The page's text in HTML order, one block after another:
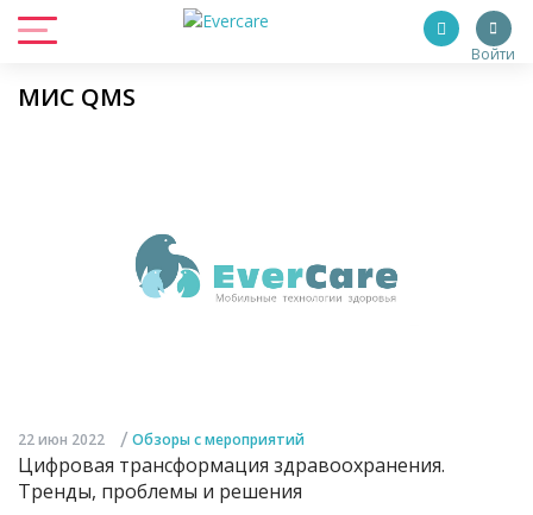
Войти
МИС QMS
22 июн 2022 / Обзоры с мероприятий
Цифровая трансформация здравоохранения.
Тренды, проблемы и решения